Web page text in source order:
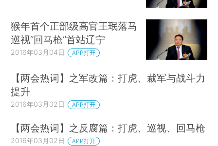
猴年首个正部级高官王珉落马
巡视“回马枪”首站辽宁
2016年03月04日 APP打开
【两会热词】之军改篇：打虎、裁军与战斗力
提升
2016年03月02日 APP打开
【两会热词】之反腐篇：打虎、巡视、回马枪
2016年03月02日 APP打开